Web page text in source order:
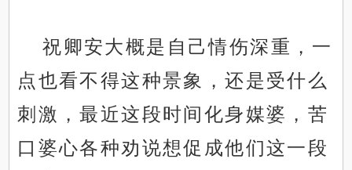
祝卿安大概是自己情伤深重，一
点也看不得这种景象，还是受什么
刺激，最近这段时间化身媒婆，苦
口婆心各种劝说想促成他们这一段